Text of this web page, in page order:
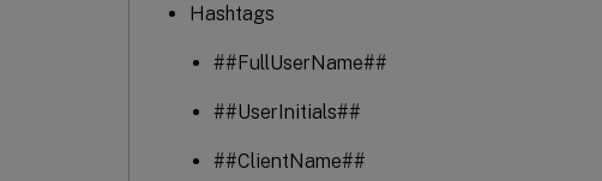
Hashtags
##FullUserName##
##UserInitials##
##ClientName##